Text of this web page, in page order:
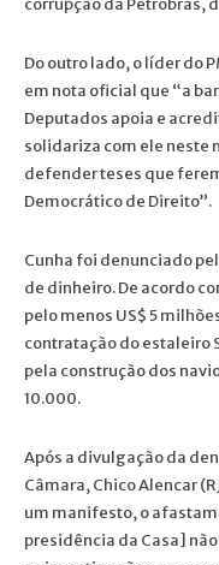
Do outro lado, o líder do
em nota oficial que “a
Deputados apoia e
solidariza com ele neste
defender teses que
Democrático de Direito”.
Cunha foi denunciado
de dinheiro. De acordo
pelo menos US$ 5
contratação do estaleiro
pela construção dos
10.000.
Após a divulgação da
Câmara, Chico Alencar
um manifesto, o
presidência da Casa]